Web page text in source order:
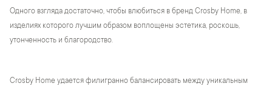
Одного взгляда достаточно, чтобы влюбиться в бренд Crosby Home, в
изделиях которого лучшим образом воплощены эстетика, роскошь,
утонченность и благородство.
Crosby Home удается филигранно балансировать между уникальным